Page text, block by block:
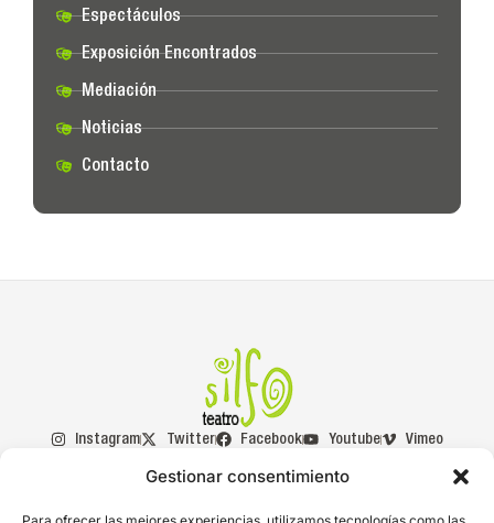
Gestionar consentimiento
Espectáculos
Exposición Encontrados
Mediación
Noticias
Contacto
Instagram Twitter Facebook Youtube Vimeo
Asociados Con la